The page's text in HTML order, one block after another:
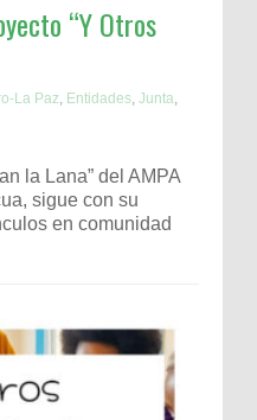
“Y Otros
La Paz Entidades Junta
la Lana” del AMPA
sigue con su
en comunidad